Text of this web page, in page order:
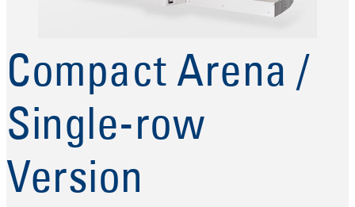
Compact Arena /
Single-row
Version